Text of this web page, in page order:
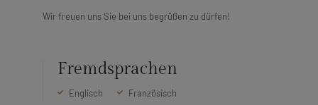
Wir freuen uns Sie bei uns begrüßen zu dürfen!
Fremdsprachen
Englisch Französisch